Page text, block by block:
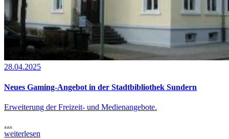
28.04.2025
Neues Gaming-Angebot in der Stadtbibliothek Sundern
Erweiterung der Freizeit- und Medienangebote.
…
weiterlesen